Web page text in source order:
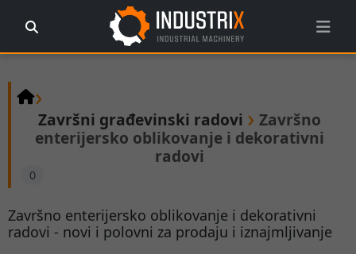
›
Završni građevinski radovi › Završno
enterijersko oblikovanje i dekorativni
radovi
0
Završno enterijersko oblikovanje i dekorativni
radovi - novi i polovni za prodaju i iznajmljivanje